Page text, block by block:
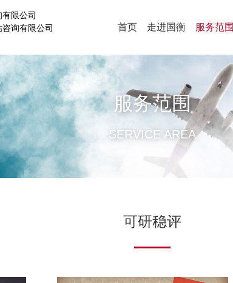
限公司
询有限公司
首页 走进国衡 服务范围
服务范围
SERVICE AREA
可研稳评